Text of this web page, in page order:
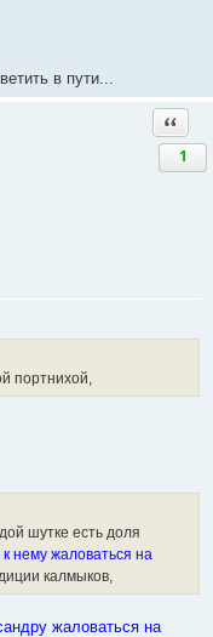
в пути...
1
портнихой,
шутке есть доля
нему жаловаться на
калмыков,
жаловаться на